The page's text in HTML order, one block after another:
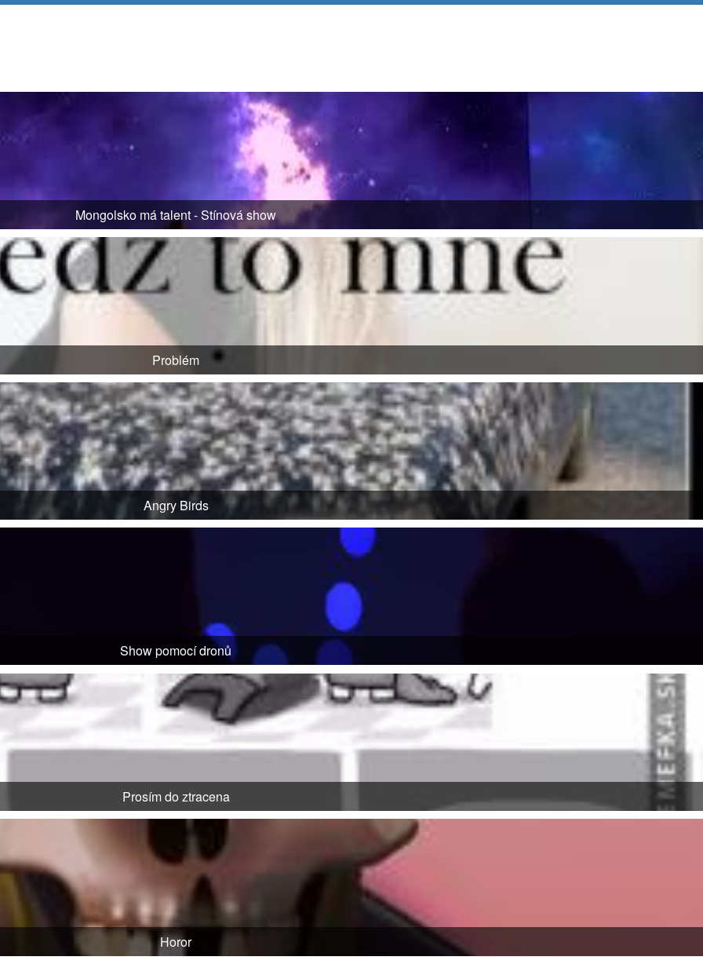
Mongolsko má talent - Stínová show
Problém
Angry Birds
Show pomocí dronů
Prosím do ztracena
Horor